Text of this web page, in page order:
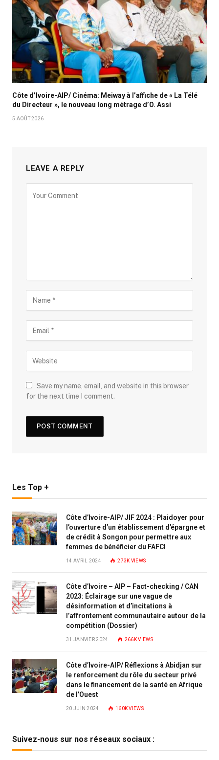
Côte d’Ivoire-AIP/ Cinéma: Meiway à l’affiche de « La Télé
du Directeur », le nouveau long métrage d’O. Assi
5 AOÛT 2026
LEAVE A REPLY
Save my name, email, and website in this browser
for the next time I comment.
Les Top +
Côte d’Ivoire-AIP/ JIF 2024 : Plaidoyer pour
l’ouverture d’un établissement d’épargne et
de crédit à Songon pour permettre aux
femmes de bénéficier du FAFCI
14 AVRIL 2024 273KVIEWS
Côte d’Ivoire – AIP – Fact-checking / CAN
2023: Éclairage sur une vague de
désinformation et d’incitations à
l’affrontement communautaire autour de la
compétition (Dossier)
31 JANVIER 2024 266KVIEWS
Côte d’Ivoire-AIP/ Réflexions à Abidjan sur
le renforcement du rôle du secteur privé
dans le financement de la santé en Afrique
de l’Ouest
20 JUIN 2024 160KVIEWS
Suivez-nous sur nos réseaux sociaux :